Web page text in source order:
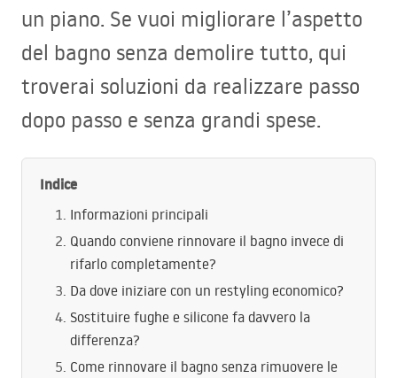
un piano. Se vuoi migliorare l’aspetto
del bagno senza demolire tutto, qui
troverai soluzioni da realizzare passo
dopo passo e senza grandi spese.
Indice
Informazioni principali
Quando conviene rinnovare il bagno invece di
rifarlo completamente?
Da dove iniziare con un restyling economico?
Sostituire fughe e silicone fa davvero la
differenza?
Come rinnovare il bagno senza rimuovere le